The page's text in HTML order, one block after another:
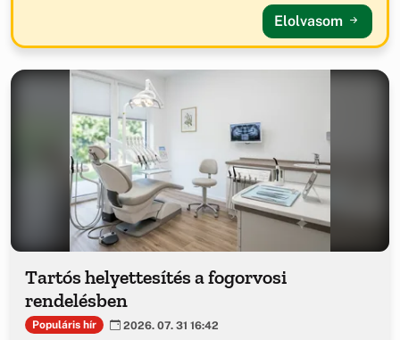
Elolvasom
Tartós helyettesítés a fogorvosi
rendelésben
Populáris hír 2026. 07. 31 16:42